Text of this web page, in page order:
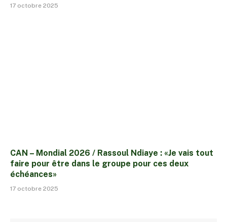
17 octobre 2025
CAN – Mondial 2026 / Rassoul Ndiaye : «Je vais tout
faire pour être dans le groupe pour ces deux
échéances»
17 octobre 2025